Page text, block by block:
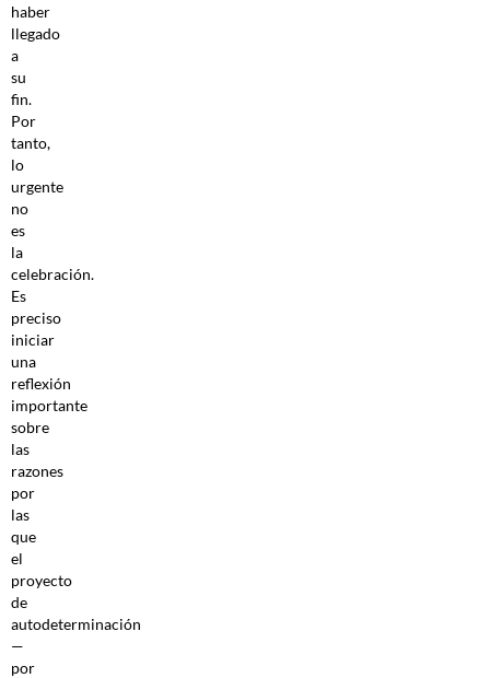
haber
llegado
a
su
fin.
Por
tanto,
lo
urgente
no
es
la
celebración.
Es
preciso
iniciar
una
reflexión
importante
sobre
las
razones
por
las
que
el
proyecto
de
autodeterminación
—
por